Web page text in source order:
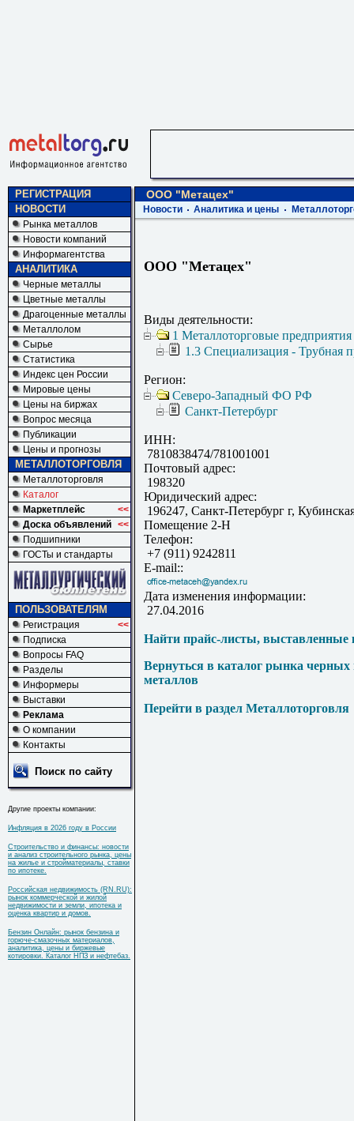
РЕГИСТРАЦИЯ
НОВОСТИ
Рынка металлов
Новости компаний
Информагентства
АНАЛИТИКА
Черные металлы
Цветные металлы
Драгоценные металлы
Металлолом
Сырье
Статистика
Индекс цен России
Мировые цены
Цены на биржах
Вопрос месяца
Публикации
Цены и прогнозы
МЕТАЛЛОТОРГОВЛЯ
Металлоторговля
Каталог
Маркетплейс
<<
Доска объявлений <<
Подшипники
ГОСТы и стандарты
ПОЛЬЗОВАТЕЛЯМ
Регистрация
<<
Подписка
Вопросы FAQ
Разделы
Информеры
Выставки
Реклама
О компании
Контакты
Поиск по сайту
Другие проекты компании:
Инфляция в 2026 году в России
Строительство и финансы: новости
и анализ строительного рынка, цены
на жилье и стройматериалы, ставки
по ипотеке.
Российская недвижимость (RN.RU):
рынок коммерческой и жилой
недвижимости и земли, ипотека и
оценка квартир и домов.
Бензин Онлайн: рынок бензина и
горюче-смазочных материалов,
аналитика, цены и биржевые
котировки. Каталог НПЗ и нефтебаз.
ООО "Метацех"
Новости Аналитика и цены
ООО "Метацех"
Виды деятельности:
1 Металлоторговые
1.3 Специализация - Трубная
Регион:
Северо-Западный ФО РФ
Санкт-Петербург
ИНН:
7810838474/781001001
Почтовый адрес:
198320
Юридический адрес:
196247, Санкт-Петербург г,
Помещение 2-Н
Телефон:
+7 (911) 9242811
E-mail::
Дата изменения информации:
27.04.2016
Найти прайс-листы, выставленные
Вернуться в каталог рынка
металлов
Перейти в раздел Металлоторговля